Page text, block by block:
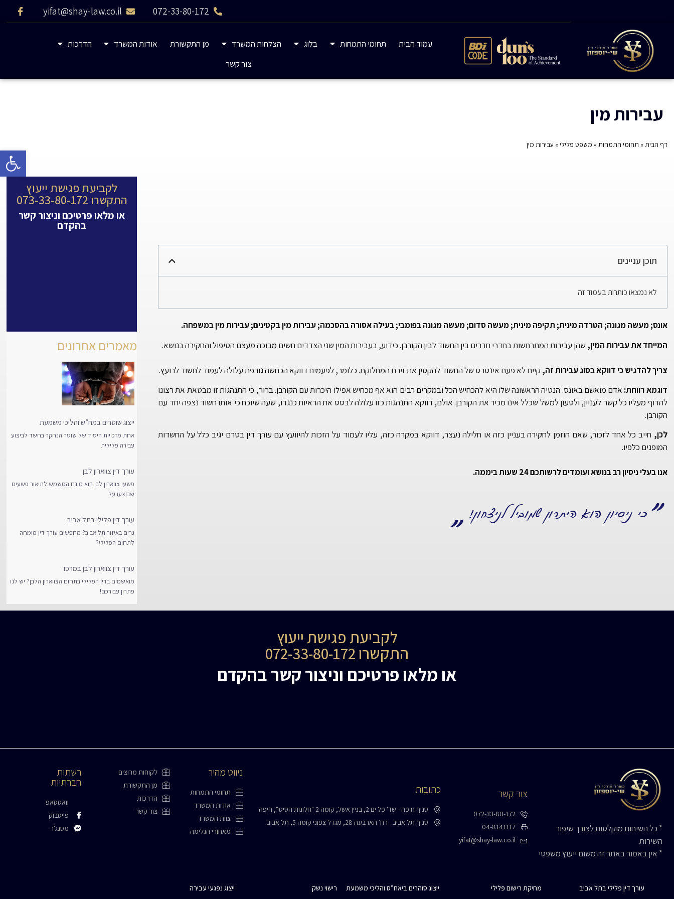
072-33-80-172
yifat@shay-law.co.il
עמוד הבית תחומי התמחות בלוג הצלחות המשרד מן התקשורת אודות המשרד
הדרכות
צור קשר
עבירות מין
דף הבית» תחומי התמחות» משפט פלילי» עבירות מין
תוכן עניינים
לא נמצאו כותרות בעמוד זה
אונס; מעשה מגונה; הטרדה מינית; תקיפה מינית; מעשה סדום; מעשה מגונה בפומבי; בעילה אסורה בהסכמה; עבירות מין בקטינים; עבירות מין במשפחה.
המייחד את עבירות המין, שהן עבירות המתרחשות בחדרי חדרים בין החשוד לבין הקורבן. כידוע, בעבירות המין שני הצדדים חשים מבוכה מעצם הטיפול והחקירה בנושא.
צריך להדגיש כי דווקא בסוג עבירות זה,קיים לא פעם אינטרס של החשוד להקטין את זירת המחלוקת. כלומר, לפעמים דווקא הכחשה גורפת עלולה לעמוד לחשוד לרועץ.
דוגמא רווחת: אדם מואשם באונס. הנטיה הראשונה שלו היא להכחיש הכל ובמקרים רבים הוא אף מכחיש אפילו היכרות עם הקורבן. ברור, כי התנהגות זו מבטאת את רצונו
להדוף מעליו כל קשר לעניין, ולטעון למשל שכלל אינו מכיר את הקורבן. אולם, דווקא התנהגות כזו עלולה לבסס את הראיות כנגדו, שעה שיוכח כי אותו חשוד נצפה יחד עם
הקורבן.
לכן, חייב כל אחד לזכור, שאם הוזמן לחקירה בעניין כזה או חלילה נעצר, דווקא במקרה כזה, עליו לעמוד על הזכות להיוועץ עם עורך דין בטרם יגיב כלל על החשדות
המופנים כלפיו.
אנו בעלי ניסיון רב בנושא ועומדים לרשותכם 24 שעות ביממה.
לקביעת פגישת ייעוץ
התקשרו 073-33-80-172
או מלאו פרטיכם וניצור קשר
בהקדם
מאמרים אחרונים
ייצוג שוטרים במח”ש והליכי משמעת
אחת מזכויות היסוד של שוטר הנחקר בחשד לביצוע
עבירה פלילית
עורך דין צווארון לבן
פשעי צווארון לבן הוא מונח המשמש לתיאור פשעים
שבוצעו על
עורך דין פלילי בתל אביב
גרים באיזור תל אביב? מחפשים עורך דין מומחה
לתחום הפלילי?
עורך דין צווארון לבן במרכז
מואשמים בדין הפלילי בתחום הצווארון הלבן? יש לנו
פתרון עבורכם!
לקביעת פגישת ייעוץ
התקשרו 072-33-80-172
או מלאו פרטיכם וניצור קשר בהקדם
* כל השיחות מוקלטות לצורך שיפור
השירות
* אין באמור באתר זה משום ייעוץ משפטי
צור קשר
072-33-80-172
04-8141117
yifat@shay-law.co.il
כתובות
סניף חיפה - שד' פל ים 2, בניין אשל, קומה 2 "חלונות הסיטי", חיפה
סניף תל אביב - רח' הארבעה 28, מגדל צפוני קומה 5, תל אביב
ניווט מהיר
תחומי התמחות
אודות המשרד
צוות המשרד
מאחורי הגלימה
לקוחות מרוצים
מן התקשורת
הדרכות
צור קשר
רשתות
חברתיות
וואטסאפ
פייסבוק
מסנג'ר
עורך דין פלילי בתל אביב מחיקת רישום פלילי ייצוג סוהרים ביאח”ס והליכי משמעת רישוי נשק ייצוג נפגעי עבירה